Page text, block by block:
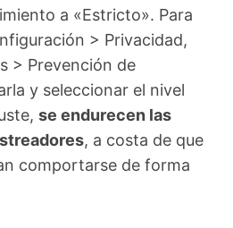
a «Estricto». Para
> Privacidad,
> Prevención de
y seleccionar el nivel
se endurecen las
, a costa de que
comportarse de forma